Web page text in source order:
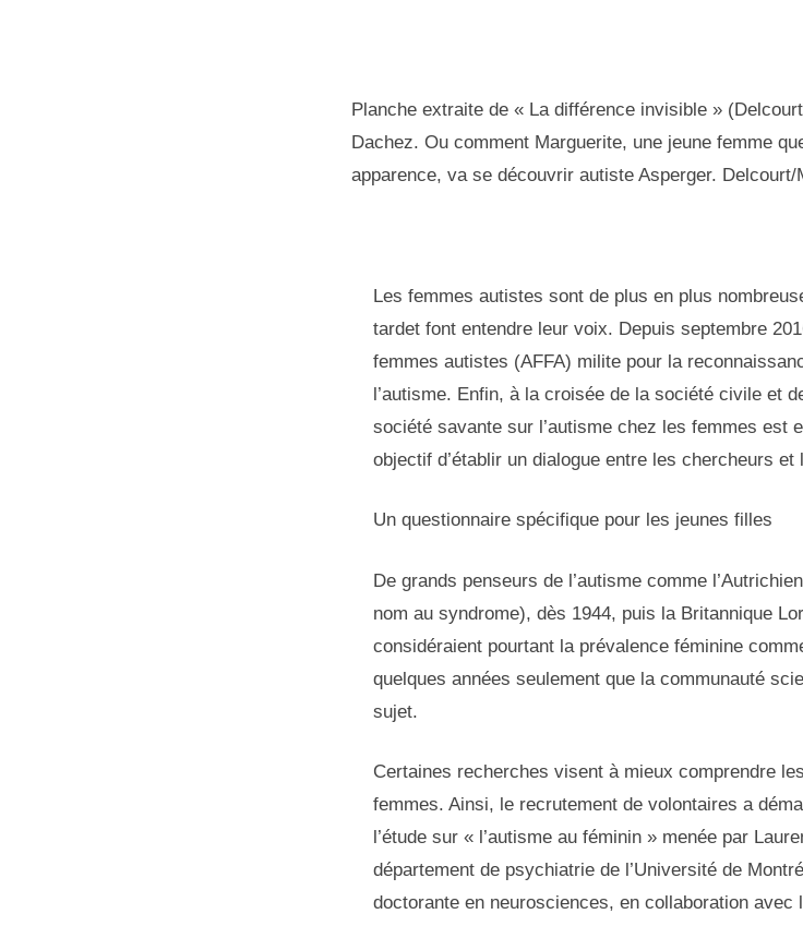
Planche extraite de « La différence invisible »
Dachez. Ou comment Marguerite, une jeune femme
apparence, va se découvrir autiste Asperger. Delcourt/
Les femmes autistes sont de plus en plus
tardet font entendre leur voix. Depuis septembre
femmes autistes (AFFA) milite pour la
l’autisme. Enfin, à la croisée de la société civile et
société savante sur l’autisme chez les femmes est
objectif d’établir un dialogue entre les chercheurs
Un questionnaire spécifique pour les jeunes filles
De grands penseurs de l’autisme comme
nom au syndrome), dès 1944, puis la Britannique
considéraient pourtant la prévalence féminine
quelques années seulement que la communauté
sujet.
Certaines recherches visent à mieux comprendre
femmes. Ainsi, le recrutement de volontaires a
l’étude sur « l’autisme au féminin » menée par
département de psychiatrie de l’Université de
doctorante en neurosciences, en collaboration avec